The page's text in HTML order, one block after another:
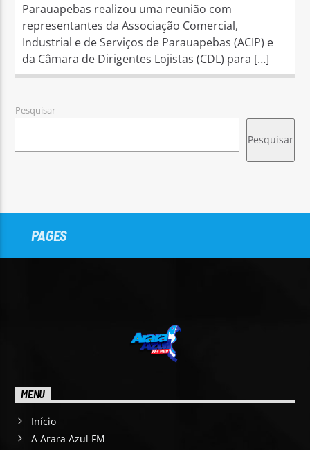
Parauapebas realizou uma reunião com
representantes da Associação Comercial,
Industrial e de Serviços de Parauapebas (ACIP) e
da Câmara de Dirigentes Lojistas (CDL) para […]
Pesquisar
Pesquisar
PAGES
MENU
Início
A Arara Azul FM